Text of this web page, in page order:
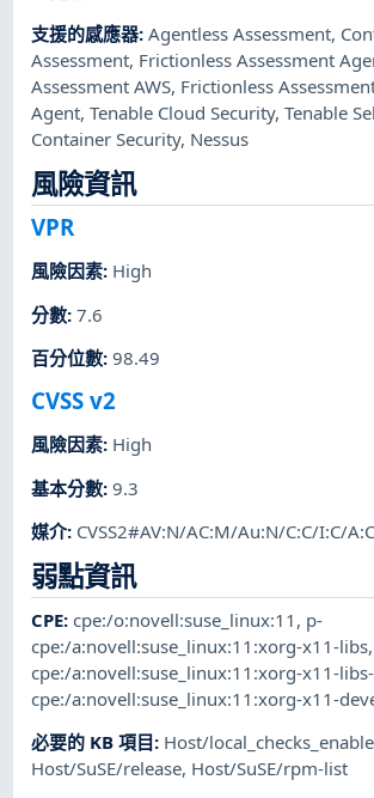
支援的感應器:Agentless Assessment,
Assessment, Frictionless Assessment
Assessment AWS, Frictionless
Agent,Tenable Cloud Security,Tenable
Container Security, Nessus
風險資訊
VPR
風險因素: High
分數:7.6
百分位數:98.49
CVSS v2
風險因素: High
基本分數:9.3
媒介: CVSS2#AV:N/AC:M/Au:N/C:C/I:C/A:C
弱點資訊
CPE:cpe:/o:novell:suse_linux:11 , p-
cpe:/a:novell:suse_linux:11:xorg-x11-libs,
cpe:/a:novell:suse_linux:11:xorg-x11-
cpe:/a:novell:suse_linux:11:xorg-x11-
必要的 KB 項目: Host/
Host/SuSE/release, Host/SuSE/rpm-list